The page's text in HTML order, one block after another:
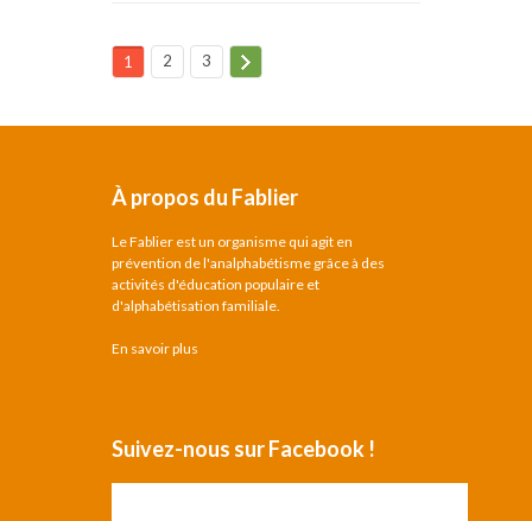
1 2 3
À propos du Fablier
Le Fablier est un organisme qui agit en
prévention de l'analphabétisme grâce à des
activités d'éducation populaire et
d'alphabétisation familiale.
En savoir plus
Suivez-nous sur Facebook !